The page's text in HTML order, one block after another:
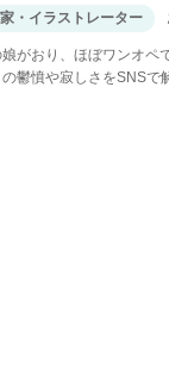
・イラストレーター
がおり、ほぼワンオペ
鬱憤や寂しさをSNSで